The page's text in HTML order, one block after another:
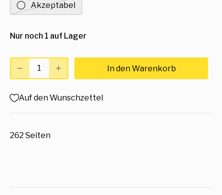
Akzeptabel
Nur noch 1 auf Lager
In den Warenkorb
Auf den Wunschzettel
262 Seiten